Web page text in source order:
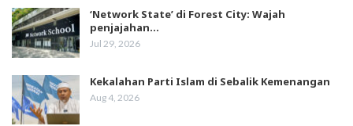
‘Network State’ di Forest City: Wajah
penjajahan…
Jul 29, 2026
Kekalahan Parti Islam di Sebalik Kemenangan
Aug 4, 2026